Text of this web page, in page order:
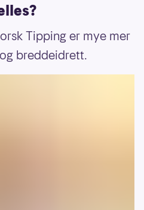
Tipping er mye mer
breddeidrett.